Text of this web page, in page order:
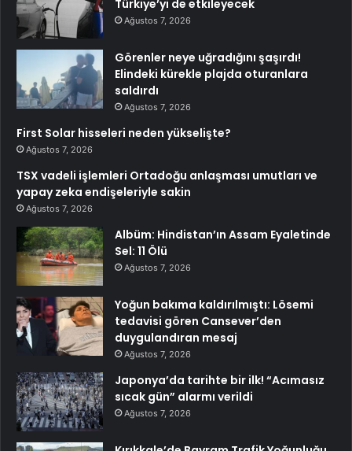
Türkiye’yi de etkileyecek
Ağustos 7, 2026
Görenler neye uğradığını şaşırdı!
Elindeki kürekle plajda oturanlara
saldırdı
Ağustos 7, 2026
First Solar hisseleri neden yükselişte?
Ağustos 7, 2026
TSX vadeli işlemleri Ortadoğu anlaşması umutları ve
yapay zeka endişeleriyle sakin
Ağustos 7, 2026
Albüm: Hindistan’ın Assam Eyaletinde
Sel: 11 Ölü
Ağustos 7, 2026
Yoğun bakıma kaldırılmıştı: Lösemi
tedavisi gören Cansever’den
duygulandıran mesaj
Ağustos 7, 2026
Japonya’da tarihte bir ilk! “Acımasız
sıcak gün” alarmı verildi
Ağustos 7, 2026